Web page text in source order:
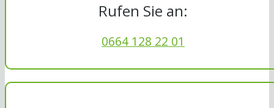
Rufen Sie an:
0664 128 22 01